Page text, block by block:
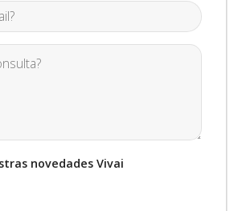
novedades Vivai